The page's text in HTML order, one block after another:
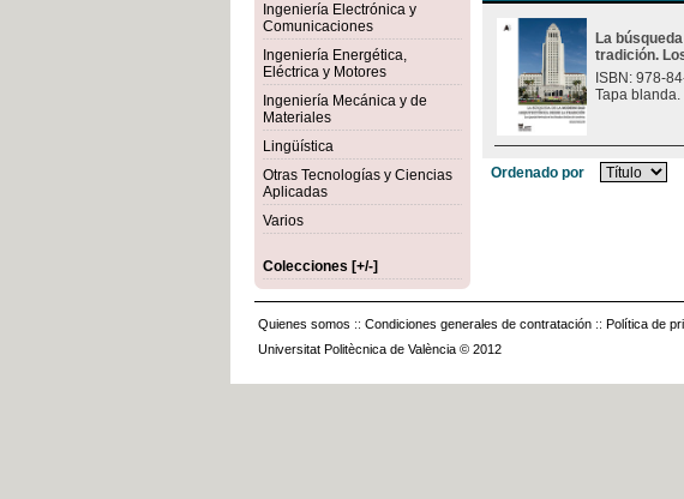
Ingeniería Electrónica y
Comunicaciones
Ingeniería Energética,
Eléctrica y Motores
Ingeniería Mecánica y de
Materiales
Lingüística
Otras Tecnologías y Ciencias
Aplicadas
Varios
Colecciones [+/-]
La
tradición.
ISBN: 978-
Tapa blanda.
Ordenado por
Quienes somos :: Condiciones generales de contratación :: Política de
Universitat Politècnica de València © 2012